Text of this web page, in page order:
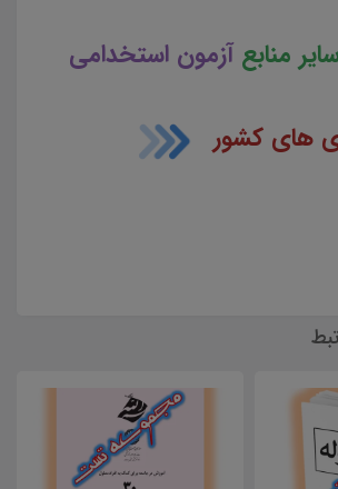
منابعآزمون استخدامی
های کشور